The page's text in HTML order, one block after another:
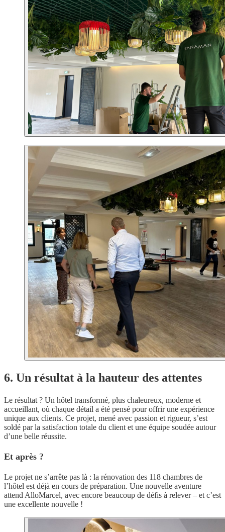
6. Un résultat à la hauteur des attentes
Le résultat ? Un hôtel transformé, plus chaleureux, moderne et
accueillant, où chaque détail a été pensé pour offrir une expérience
unique aux clients. Ce projet, mené avec passion et rigueur, s’est
soldé par la satisfaction totale du client et une équipe soudée autour
d’une belle réussite.
Et après ?
Le projet ne s’arrête pas là : la rénovation des 118 chambres de
l’hôtel est déjà en cours de préparation. Une nouvelle aventure
attend AlloMarcel, avec encore beaucoup de défis à relever – et c’est
une excellente nouvelle !